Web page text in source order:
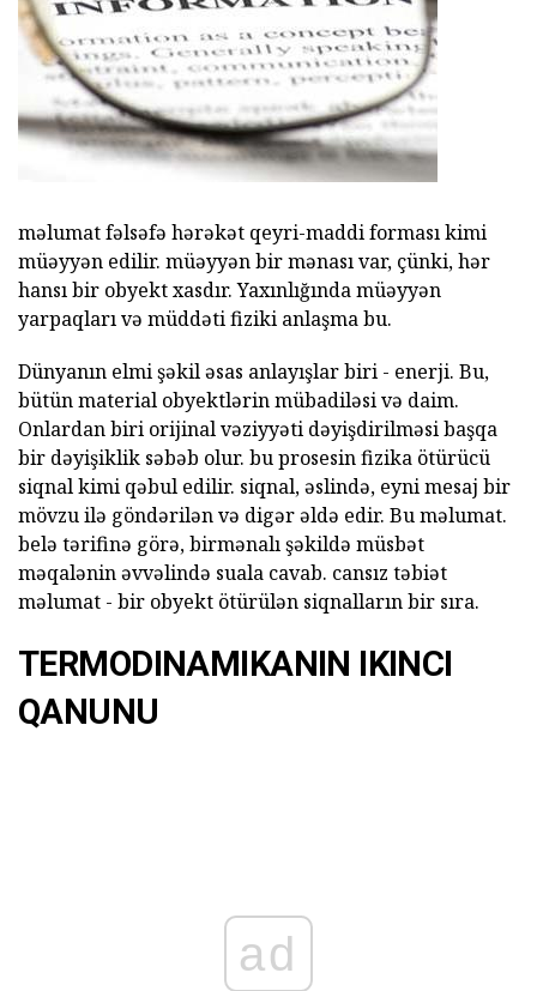
məlumat fəlsəfə hərəkət qeyri-maddi forması kimi
müəyyən edilir. müəyyən bir mənası var, çünki, hər
hansı bir obyekt xasdır. Yaxınlığında müəyyən
yarpaqları və müddəti fiziki anlaşma bu.
Dünyanın elmi şəkil əsas anlayışlar biri - enerji. Bu,
bütün material obyektlərin mübadiləsi və daim.
Onlardan biri orijinal vəziyyəti dəyişdirilməsi başqa
bir dəyişiklik səbəb olur. bu prosesin fizika ötürücü
siqnal kimi qəbul edilir. siqnal, əslində, eyni mesaj bir
mövzu ilə göndərilən və digər əldə edir. Bu məlumat.
belə tərifinə görə, birmənalı şəkildə müsbət
məqalənin əvvəlində suala cavab. cansız təbiət
məlumat - bir obyekt ötürülən siqnalların bir sıra.
TERMODINAMIKANIN IKINCI
QANUNU
ad